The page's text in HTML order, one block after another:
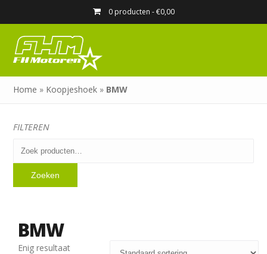
0 producten -€0,00
Home » Koopjeshoek » BMW
FILTEREN
Zoeken
naar:
Zoeken
BMW
Enig resultaat